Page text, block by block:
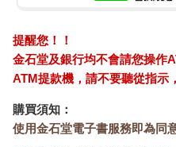
提醒您！！
金石堂及銀行均不會請您操作
ATM提款機，請不要聽從指示
購買須知：
使用金石堂電子書服務即為同